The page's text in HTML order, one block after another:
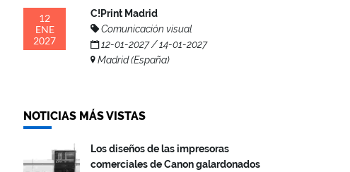
12
ENE
2027
C!Print Madrid
Comunicación visual
12-01-2027 / 14-01-2027
Madrid (España)
NOTICIAS MÁS VISTAS
Los diseños de las impresoras
comerciales de Canon galardonados